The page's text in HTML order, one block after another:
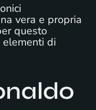
vera e propria
questo
elementi di